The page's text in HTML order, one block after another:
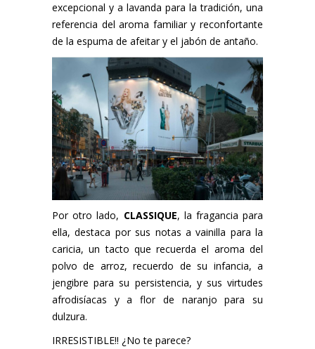
excepcional y a lavanda para la tradición, una
referencia del aroma familiar y reconfortante
de la espuma de afeitar y el jabón de antaño.
Por otro lado, CLASSIQUE, la fragancia para
ella, destaca por sus notas a vainilla para la
caricia, un tacto que recuerda el aroma del
polvo de arroz, recuerdo de su infancia, a
jengibre para su persistencia, y sus virtudes
afrodisíacas y a flor de naranjo para su
dulzura.
IRRESISTIBLE!! ¿No te parece?